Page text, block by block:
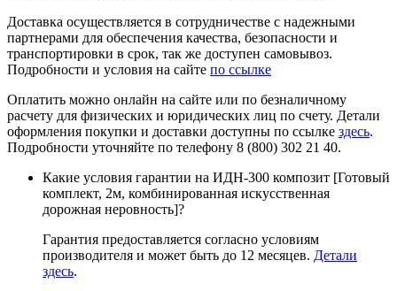
Доставка осуществляется в сотрудничестве с надежными
партнерами для обеспечения качества, безопасности и
транспортировки в срок, так же доступен самовывоз.
Подробности и условия на сайте по ссылке
Оплатить можно онлайн на сайте или по безналичному
расчету для физических и юридических лиц по счету. Детали
оформления покупки и доставки доступны по ссылке здесь.
Подробности уточняйте по телефону 8 (800) 302 21 40.
Какие условия гарантии на ИДН-300 композит [Готовый
комплект, 2м, комбинированная искусственная
дорожная неровность]?
Гарантия предоставляется согласно условиям
производителя и может быть до 12 месяцев. Детали
здесь.